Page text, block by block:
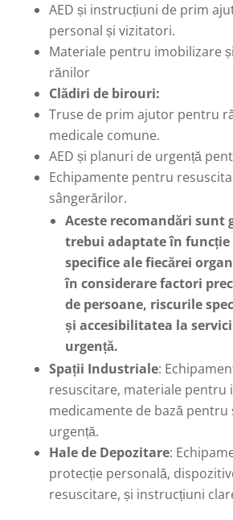
AED și instrucțiuni de prim
personal și vizitatori.
Materiale pentru imobilizare
rănilor
Clădiri de birouri:
Truse de prim ajutor pentru
medicale comune.
AED și planuri de urgență
Echipamente pentru
sângerărilor.
Aceste recomandări sunt
trebui adaptate în funcție
specifice ale fiecărei
în considerare factori
de persoane, riscurile
și accesibilitatea la
urgență.
Spații Industriale:
resuscitare, materiale pentru
medicamente de bază pentru
urgență.
Hale de Depozitare:
protecție personală,
resuscitare, și instrucțiuni